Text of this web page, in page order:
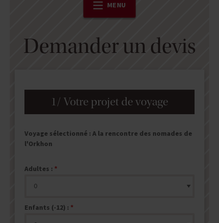
MENU
Demander un devis
1/ Votre projet de voyage
Voyage sélectionné : A la rencontre des nomades de
l'Orkhon
Adultes :
Enfants (-12) :